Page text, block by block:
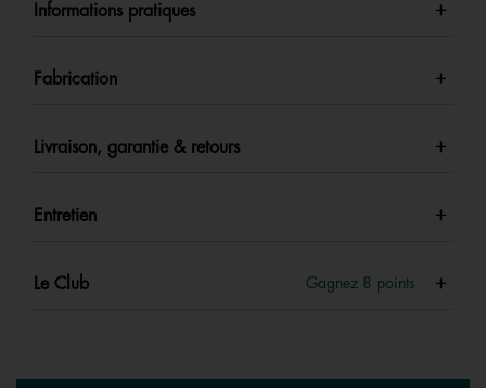
Informations pratiques
Fabrication
Livraison, garantie & retours
Entretien
Le Club Gagnez 8 points